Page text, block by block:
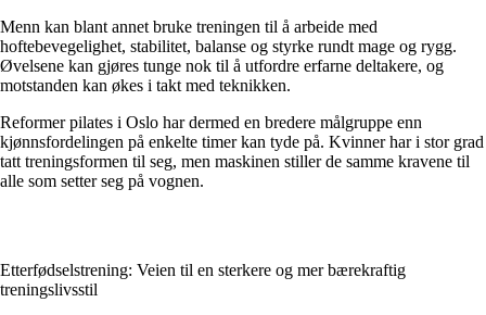
Menn kan blant annet bruke treningen til å arbeide med
hoftebevegelighet, stabilitet, balanse og styrke rundt mage og rygg.
Øvelsene kan gjøres tunge nok til å utfordre erfarne deltakere, og
motstanden kan økes i takt med teknikken.
Reformer pilates i Oslo har dermed en bredere målgruppe enn
kjønnsfordelingen på enkelte timer kan tyde på. Kvinner har i stor grad
tatt treningsformen til seg, men maskinen stiller de samme kravene til
alle som setter seg på vognen.
Etterfødselstrening: Veien til en sterkere og mer bærekraftig
treningslivsstil